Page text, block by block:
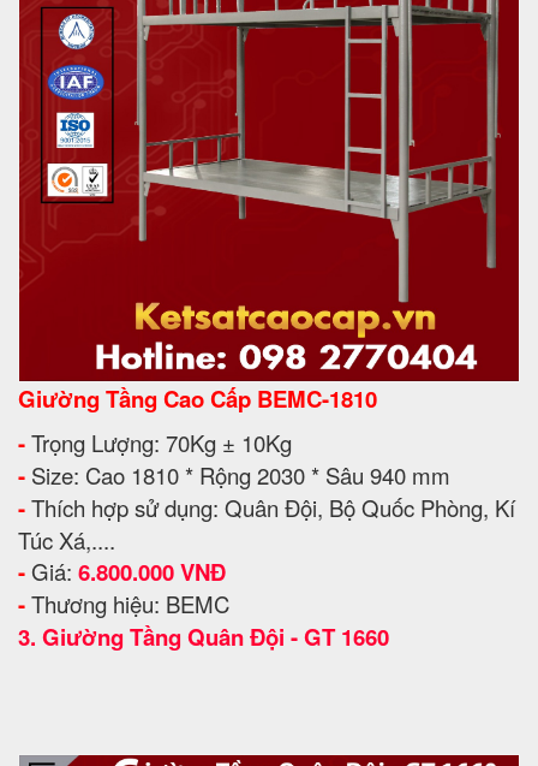
Giường Tầng Cao Cấp BEMC-1810
-Trọng Lượng: 70Kg ± 10Kg
- Size: Cao 1810 * Rộng 2030 * Sâu 940 mm
-Thích hợp sử dụng: Quân Đội, Bộ Quốc Phòng, Kí
Túc Xá,....
- Giá: 6.800.000 VNĐ
-Thương hiệu: BEMC
3. Giường Tầng Quân Đội - GT 1660